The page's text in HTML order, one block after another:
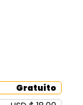
Gratuito